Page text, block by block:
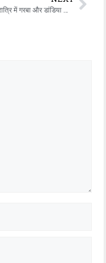
क्यों है नवरात्रि में गरबा और डांडिया का इतना महत्व